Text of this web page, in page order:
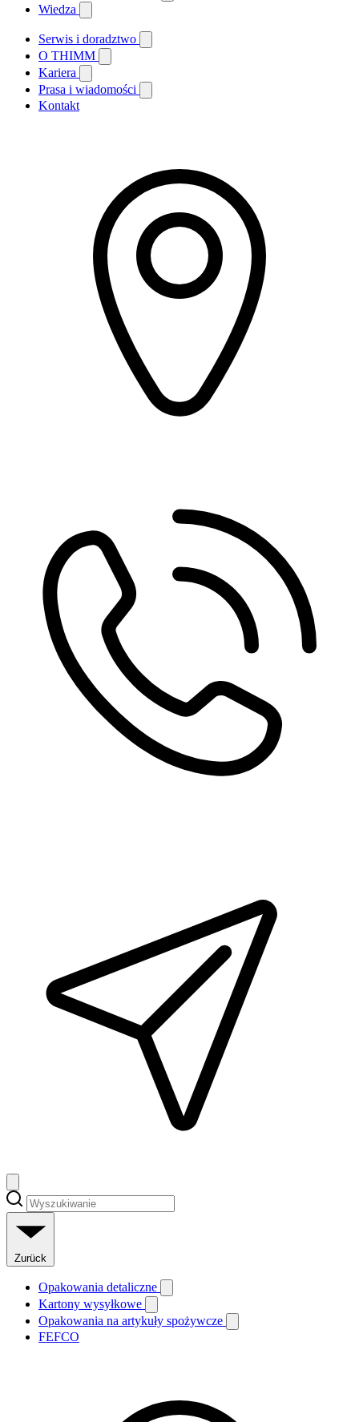
Wiedza
Serwis i doradztwo
O THIMM
Kariera
Prasa i wiadomości
Kontakt
Zurück
Opakowania detaliczne
Kartony wysyłkowe
Opakowania na artykuły spożywcze
FEFCO